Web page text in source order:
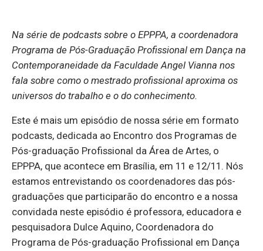
Na série de podcasts sobre o EPPPA, a coordenadora
Programa de Pós-Graduação Profissional em Dança na
Contemporaneidade da Faculdade Angel Vianna nos
fala sobre como o mestrado profissional aproxima os
universos do trabalho e o do conhecimento.
Este é mais um episódio de nossa série em formato
podcasts, dedicada ao Encontro dos Programas de
Pós-graduação Profissional da Área de Artes, o
EPPPA, que acontece em Brasília, em 11 e 12/11. Nós
estamos entrevistando os coordenadores das pós-
graduações que participarão do encontro e a nossa
convidada neste episódio é professora, educadora e
pesquisadora Dulce Aquino, Coordenadora do
Programa de Pós-graduação Profissional em Dança